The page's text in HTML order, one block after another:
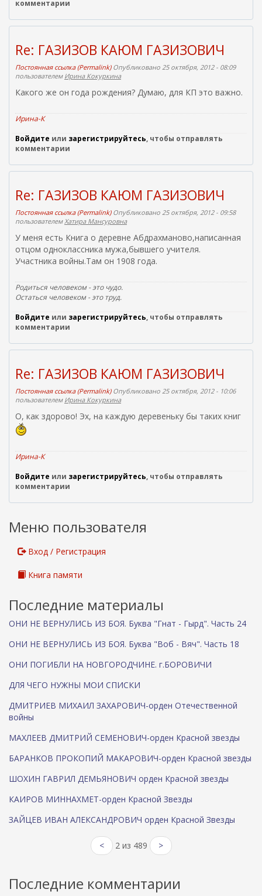
комментарии
Re: ГАЗИЗОВ КАЮМ ГАЗИЗОВИЧ
Постоянная ссылка (Permalink)Опубликовано 25 октября, 2012 - 08:09
пользователем Ирина Кокуркина
Какого же он года рождения? Думаю, для КП это важно.
Ирина-К
Войдите или зарегистрируйтесь, чтобы отправлять
комментарии
Re: ГАЗИЗОВ КАЮМ ГАЗИЗОВИЧ
Постоянная ссылка (Permalink)Опубликовано 25 октября, 2012 - 09:58
пользователемХатира Мансуровна
У меня есть Книга о деревне Абдрахманово,написанная
отцом одноклассника мужа,бывшего учителя.
Участника войны.Там он 1908 года.
Родиться человеком - это чудо.
Остаться человеком - это труд.
Войдите или зарегистрируйтесь, чтобы отправлять
комментарии
Re: ГАЗИЗОВ КАЮМ ГАЗИЗОВИЧ
Постоянная ссылка (Permalink)Опубликовано 25 октября, 2012 - 10:06
пользователем Ирина Кокуркина
О, как здорово! Эх, на каждую деревеньку бы таких книг
Ирина-К
Войдите или зарегистрируйтесь, чтобы отправлять
комментарии
Меню пользователя
Вход / Регистрация
Книга памяти
Последние материалы
ОНИ НЕ ВЕРНУЛИСЬ ИЗ БОЯ. Буква "Гнат - Гырд". Часть 24
ОНИ НЕ ВЕРНУЛИСЬ ИЗ БОЯ. Буква "Воб - Вяч". Часть 18
ОНИ ПОГИБЛИ НА НОВГОРОДЧИНЕ. г.БОРОВИЧИ
ДЛЯ ЧЕГО НУЖНЫ МОИ СПИСКИ
ДМИТРИЕВ МИХАИЛ ЗАХАРОВИЧ-орден Отечественной
войны
МАХЛЕЕВ ДМИТРИЙ СЕМЕНОВИЧ-орден Красной звезды
БАРАНКОВ ПРОКОПИЙ МАКАРОВИЧ-орден Красной звезды
ШОХИН ГАВРИЛ ДЕМЬЯНОВИЧ орден Красной звезды
КАИРОВ МИННАХМЕТ-орден Красной Звезды
ЗАЙЦЕВ ИВАН АЛЕКСАНДРОВИЧ орден Красной Звезды
< 2 из 489 >
Последние комментарии